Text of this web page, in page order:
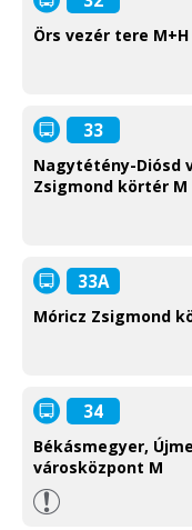
Örs vezér tere
33
Nagytétény-Diósd
Zsigmond körtér M
33A
Móricz Zsigmond
34
Békásmegyer,
városközpont M